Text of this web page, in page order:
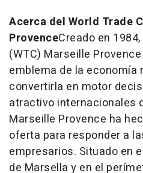
Acerca del World Trade
ProvenceCreado en
(WTC) Marseille
emblema de la economía
convertirla en motor
atractivo internacionales
Marseille Provence ha
oferta para responder a
empresarios. Situado en
de Marsella y en el